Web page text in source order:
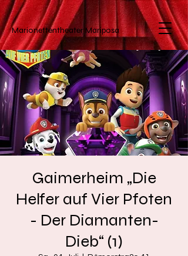
Marionettentheater Mariposa
Gaimerheim „Die
Helfer auf Vier Pfoten
- Der Diamanten-
Dieb“ (1)